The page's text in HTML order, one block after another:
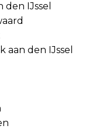
IJssel
den IJssel